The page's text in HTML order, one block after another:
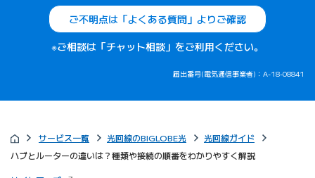
ご不明点は「よくある質問」よりご確認
※ご相談は「チャット相談」をご利用ください。
届出番号(電気通信事業者)：A-18-08841
サービス一覧 光回線のBIGLOBE光
光回線ガイド
ハブとルーターの違いは？種類や接続の順番をわかりやすく解説